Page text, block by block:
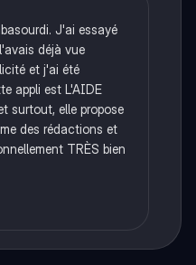
J'ai essayé
déjà vue
et j'ai été
appli est L'AIDE
surtout, elle propose
des rédactions et
TRÈS bien